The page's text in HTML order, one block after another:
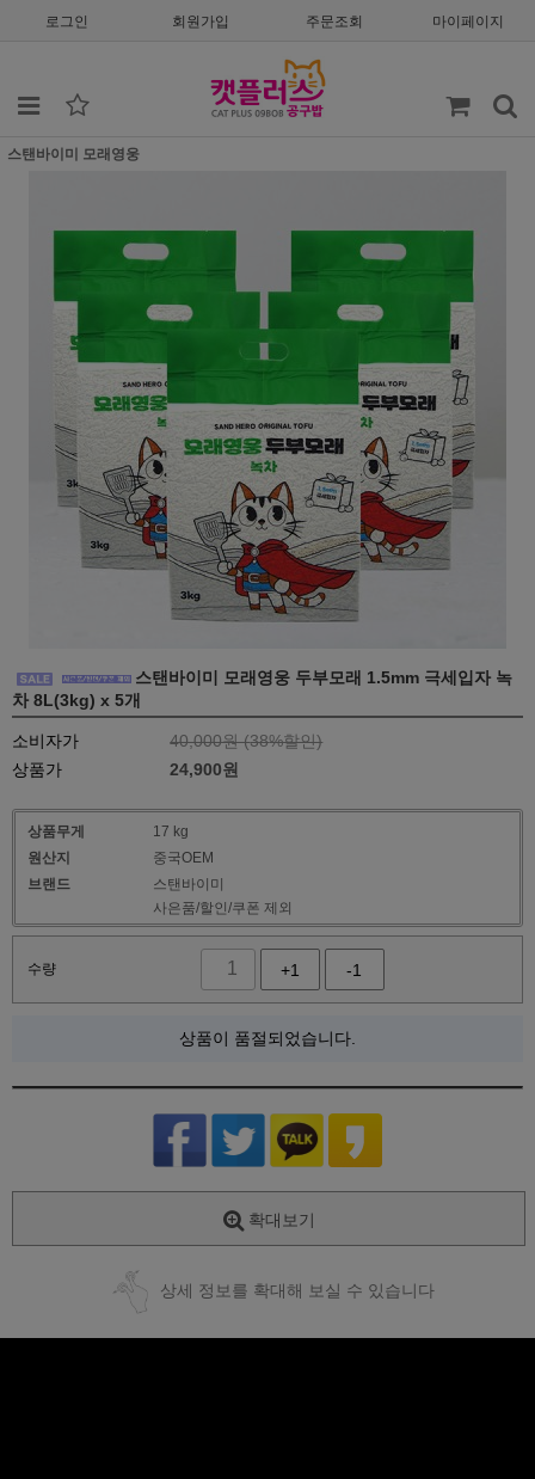
로그인 회원가입 주문조회 마이페이지
스탠바이미 모래영웅
스탠바이미 모래영웅 두부모래 1.5mm 극세입자 녹
차 8L(3kg) x 5개
소비자가 40,000원 (38%할인)
상품가
24,900원
상품무게
17 kg
원산지
중국OEM
브랜드
스탠바이미
사은품/할인/쿠폰 제외
수량 +1 -1
상품이 품절되었습니다.
확대보기
상세 정보를 확대해 보실 수 있습니다